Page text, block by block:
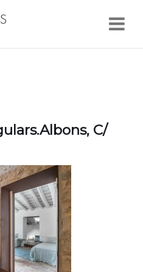
C/